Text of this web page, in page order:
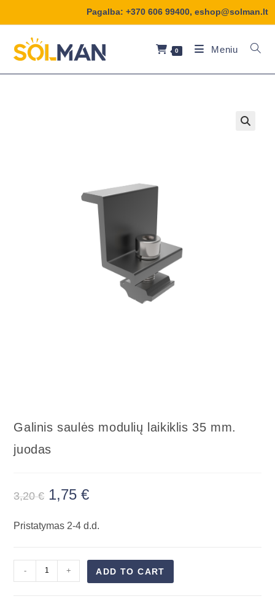
Pagalba: +370 606 99400, eshop@solman.lt
0 Meniu
Galinis saulės modulių laikiklis 35 mm.
juodas
3,20€ 1,75€
Pristatymas 2-4 d.d.
- + ADD TO CART